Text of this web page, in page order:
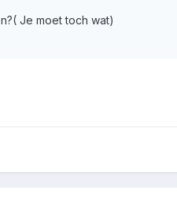
Je moet toch wat)